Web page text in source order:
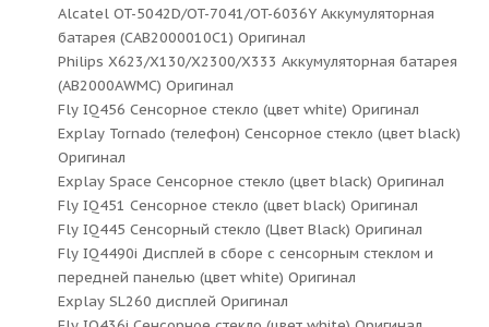
Alcatel OT-5042D/OT-7041/OT-6036Y Аккумуляторная
батарея (CAB2000010C1) Оригинал
Philips X623/X130/X2300/X333 Аккумуляторная батарея
(AB2000AWMC) Оригинал
Fly IQ456 Сенсорное стекло (цвет white) Оригинал
Explay Tornado (телефон) Сенсорное стекло (цвет black)
Оригинал
Explay Space Сенсорное стекло (цвет black) Оригинал
Fly IQ451 Сенсорное стекло (цвет black) Оригинал
Fly IQ445 Сенсорный стекло (Цвет Black) Оригинал
Fly IQ4490i Дисплей в сборе с сенсорным стеклом и
передней панелью (цвет white) Оригинал
Explay SL260 дисплей Оригинал